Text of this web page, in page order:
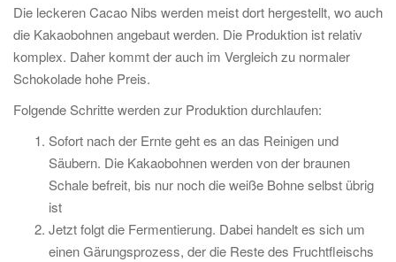
Die leckeren Cacao Nibs werden meist dort hergestellt, wo auch
die Kakaobohnen angebaut werden. Die Produktion ist relativ
komplex. Daher kommt der auch im Vergleich zu normaler
Schokolade hohe Preis.
Folgende Schritte werden zur Produktion durchlaufen:
Sofort nach der Ernte geht es an das Reinigen und
Säubern. Die Kakaobohnen werden von der braunen
Schale befreit, bis nur noch die weiße Bohne selbst übrig
ist
Jetzt folgt die Fermentierung. Dabei handelt es sich um
einen Gärungsprozess, der die Reste des Fruchtfleischs